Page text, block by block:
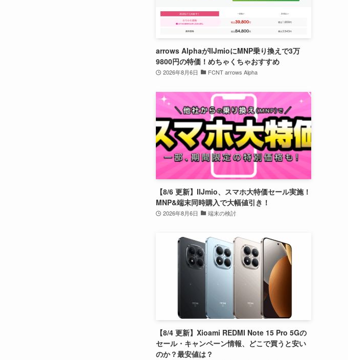
arrows AlphaがIIJmioにMNP乗り換えで3万
9800円の特価！めちゃくちゃおすすめ
2026年8月6日 FCNT arrows Alpha
【8/6 更新】IIJmio、スマホ大特価セール実施！
MNP&端末同時購入で大幅値引き！
2026年8月6日 端末の検討
【8/4 更新】Xioami REDMI Note 15 Pro 5Gの
セール・キャンペーン情報、どこで買うと安い
のか？最安値は？